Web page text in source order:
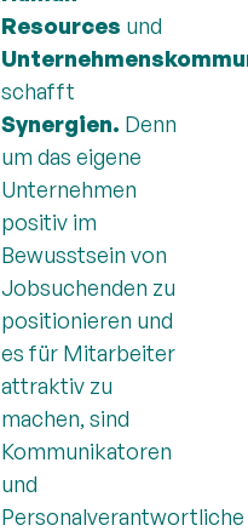
Resources und
schafft
Synergien. Denn
um das eigene
Unternehmen
positiv im
Bewusstsein von
Jobsuchenden zu
positionieren und
es für Mitarbeiter
attraktiv zu
machen, sind
Kommunikatoren
und
Personalverantwortliche